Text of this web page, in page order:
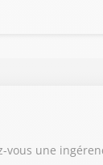
une